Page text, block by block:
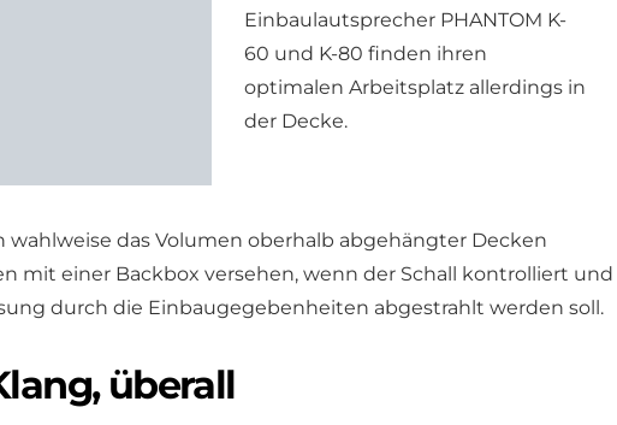
Einbaulautsprecher PHANTOM K-
60 und K-80 finden ihren
optimalen Arbeitsplatz allerdings in
der Decke.
wahlweise das Volumen oberhalb abgehängter Decken
mit einer Backbox versehen, wenn der Schall kontrolliert und
durch die Einbaugegebenheiten abgestrahlt werden soll.
überall